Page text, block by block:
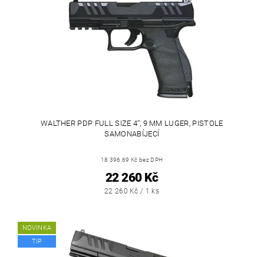
WALTHER PDP FULL SIZE 4‘‘, 9 MM LUGER, PISTOLE
SAMONABÍJECÍ
18 396,69 Kč bez DPH
22 260 Kč
22 260 Kč / 1 ks
NOVINKA
TIP